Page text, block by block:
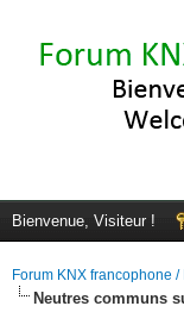
Bienvenue, Visiteur !
Forum KNX francophone
Neutres communs